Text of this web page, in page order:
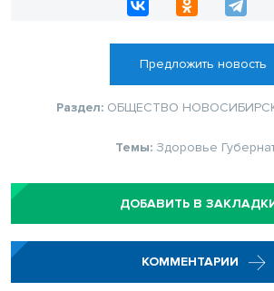
Предложить новость
Раздел: ОБЩЕСТВО
Темы: Здоровье
ДОБАВИТЬ В
КОММЕНТАРИИ